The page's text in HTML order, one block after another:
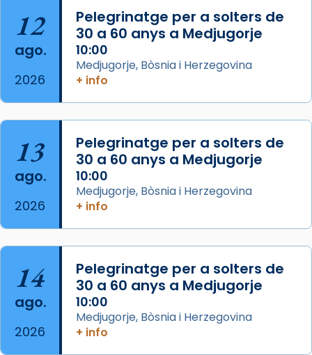
Acompanyant la història de sant Cugat, a
partir de l’Edat Mitjana sorgeix la tradició
que les santes Juliana (“relatiu a Júlia”) i
Semproniana (“relatiu a Semprònia =
eterna”) són deixebles seves. I l’any 1667, el
... Ver más
View on Facebook · Share
12
ago.
2026
Pelegrinatge per a solters de
30 a 60 anys a Medjugorje
10:00
Medjugorje, Bòsnia i Herzegovina
+ info
13
ago.
2026
Pelegrinatge per a solters de
30 a 60 anys a Medjugorje
10:00
Medjugorje, Bòsnia i Herzegovina
+ info
14
ago.
2026
Pelegrinatge per a solters de
30 a 60 anys a Medjugorje
10:00
Medjugorje, Bòsnia i Herzegovina
+ info